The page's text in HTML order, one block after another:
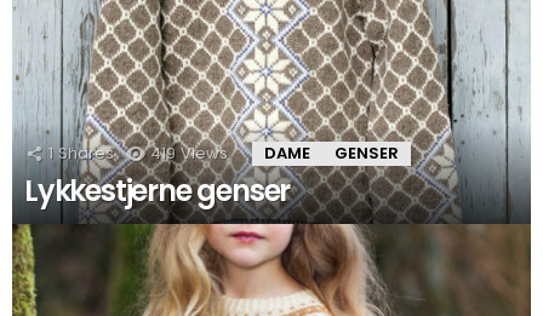
1 Shares 419 Views DAME GENSER
Lykkestjerne genser